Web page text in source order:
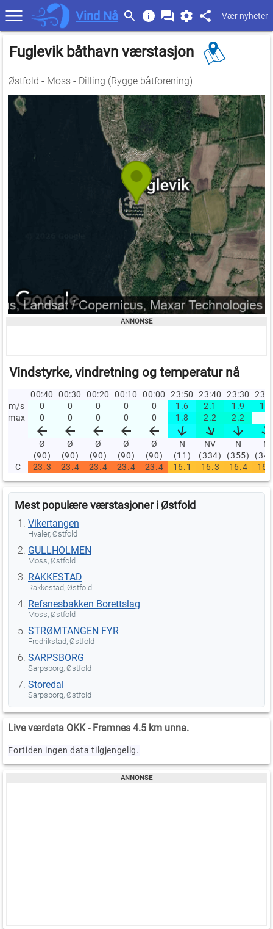
Vind Nå Vær nyheter
Fuglevik båthavn værstasjon
Østfold - Moss - Dilling (Rygge båtforening)
Vindstyrke, vindretning og temperatur nå
00:40 00:30 00:20 00:10 00:00 23:50 23:40 23:30
m/s
0 0 0 0 0 1.6 2.1 1.9
1.9
max
0 0 0 0 0 1.8 2.2 2.2
Ø
(90)
Ø
(90)
Ø
(90)
Ø
(90)
Ø
(90)
N
(11)
NV
(334)
N
(355)
N
C
23.3 23.4 23.4 23.4 23.4 16.1 16.3 16.4
Mest populære værstasjoner i Østfold
Vikertangen
Hvaler, Østfold
GULLHOLMEN
Moss, Østfold
RAKKESTAD
Rakkestad, Østfold
Refsnesbakken Borettslag
Moss, Østfold
STRØMTANGEN FYR
Fredrikstad, Østfold
SARPSBORG
Sarpsborg, Østfold
Storedal
Sarpsborg, Østfold
Live værdata OKK - Framnes 4.5 km unna.
Fortiden ingen data tilgjengelig.